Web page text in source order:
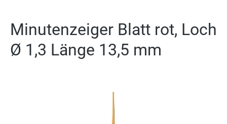
Minutenzeiger Blatt rot, Loch
Ø 1,3 Länge 13,5 mm